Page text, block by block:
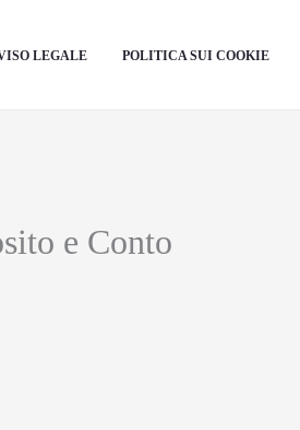
LEGALE POLITICA SUI COOKIE
e Conto